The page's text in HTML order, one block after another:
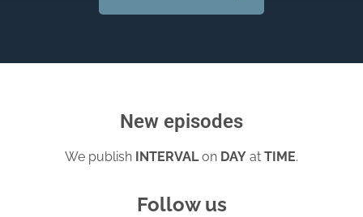
New episodes
We publish INTERVALon DAY at TIME.
Follow us